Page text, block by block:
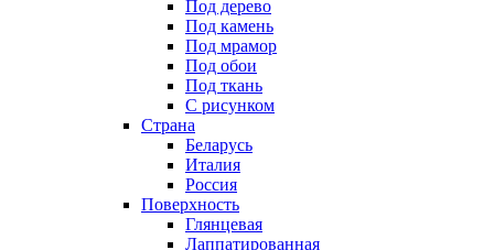
Под дерево
Под камень
Под мрамор
Под обои
Под ткань
С рисунком
Страна
Беларусь
Италия
Россия
Поверхность
Глянцевая
Лаппатированная